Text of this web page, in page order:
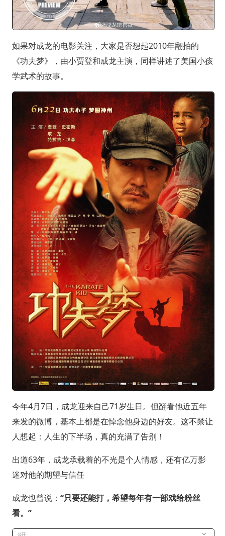
如果对成龙的电影关注，大家是否想起2010年翻拍的
《功夫梦》，由小贾登和成龙主演，同样讲述了美国小孩
学武术的故事。
今年4月7日，成龙迎来自己71岁生日。但翻看他近五年
来发的微博，基本上都是在悼念他身边的好友。这不禁让
人想起：人生的下半场，真的充满了告别！
出道63年，成龙承载着的不光是个人情感，还有亿万影
迷对他的期望与信任
成龙也曾说： “只要还能打，希望每年有一部戏给粉丝
看。”